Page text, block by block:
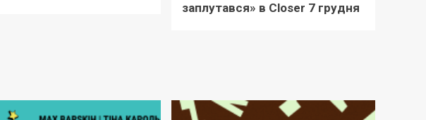
заплутався» в Closer 7 грудня